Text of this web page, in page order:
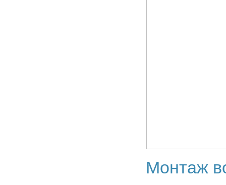
Монтаж